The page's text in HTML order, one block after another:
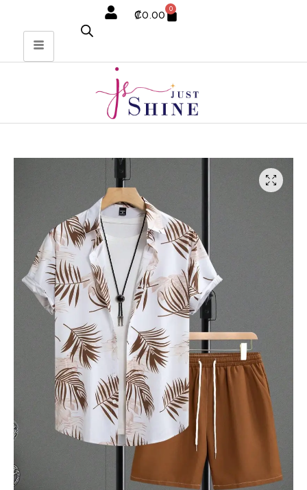
₡0.00 0